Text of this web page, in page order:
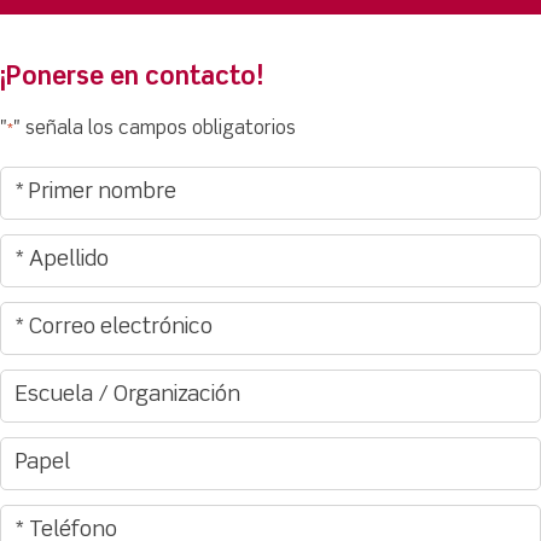
¡Ponerse en contacto!
"*" señala los campos obligatorios